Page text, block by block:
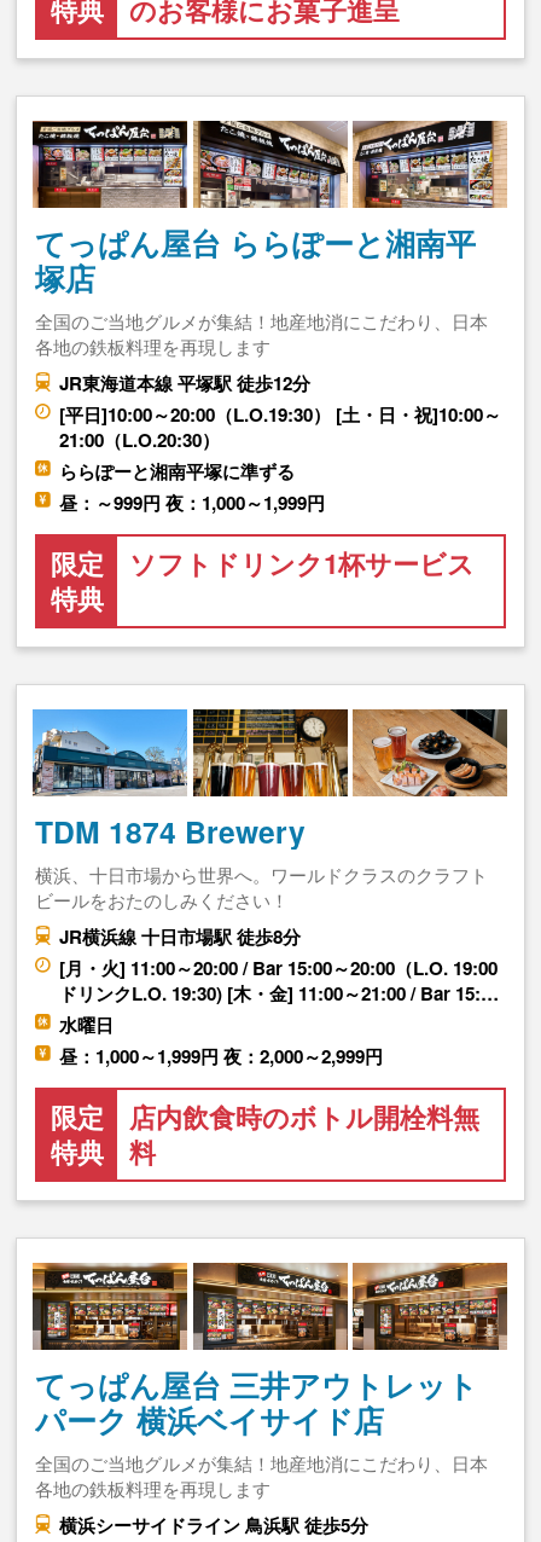
特典 のお客様にお菓子進呈
てっぱん屋台 ららぽーと湘南平
塚店
全国のご当地グルメが集結！地産地消にこだわり、日本
各地の鉄板料理を再現します
JR東海道本線 平塚駅 徒歩12分
[平日]10:00～20:00（L.O.19:30） [土・日・祝]10:00～
21:00（L.O.20:30）
ららぽーと湘南平塚に準ずる
昼：～999円 夜：1,000～1,999円
限定
特典
ソフトドリンク1杯サービス
TDM 1874 Brewery
横浜、十日市場から世界へ。ワールドクラスのクラフト
ビールをおたのしみください！
JR横浜線 十日市場駅 徒歩8分
[月・火] 11:00～20:00 / Bar 15:00～20:00（L.O. 19:00
ドリンクL.O. 19:30) [木・金] 11:00～21:00 / Bar 15:…
水曜日
昼：1,000～1,999円 夜：2,000～2,999円
限定
特典
店内飲食時のボトル開栓料無
料
てっぱん屋台 三井アウトレット
パーク 横浜ベイサイド店
全国のご当地グルメが集結！地産地消にこだわり、日本
各地の鉄板料理を再現します
横浜シーサイドライン 鳥浜駅 徒歩5分